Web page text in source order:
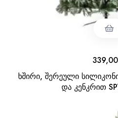
ხშირი, შერეული
და კენკრით
339,00